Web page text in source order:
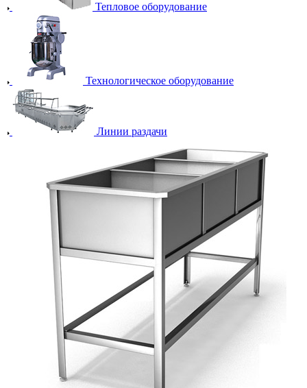
Тепловое оборудование
Технологическое оборудование
Линии раздачи